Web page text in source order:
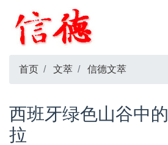
首页 文萃 信德文萃
西班牙绿色山谷中
拉